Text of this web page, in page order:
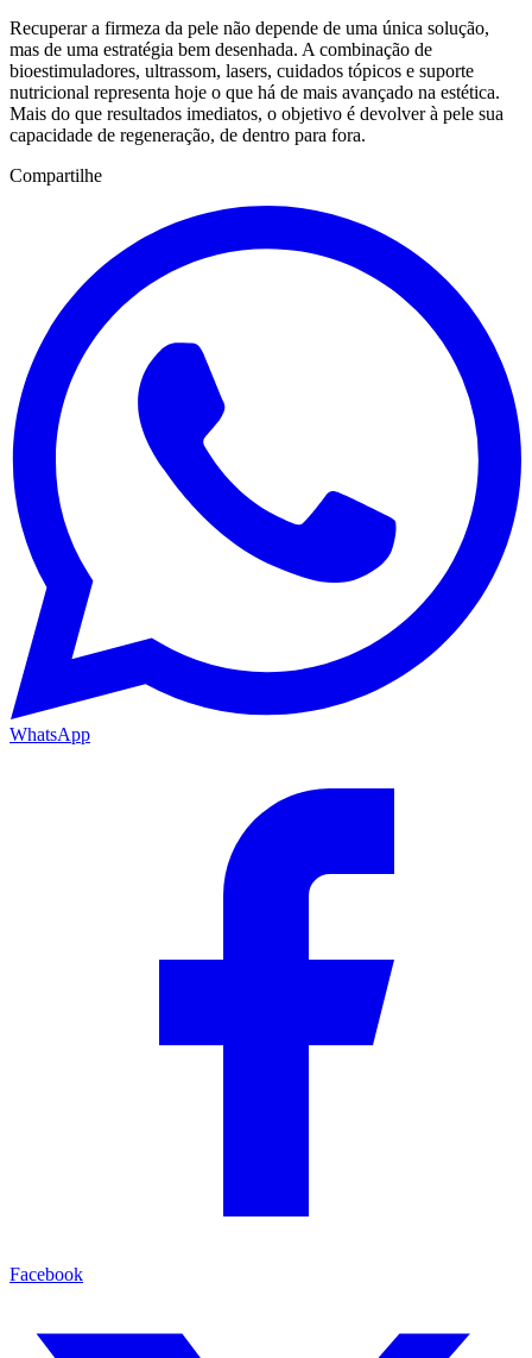
Recuperar a firmeza da pele não depende de uma única solução,
mas de uma estratégia bem desenhada. A combinação de
bioestimuladores, ultrassom, lasers, cuidados tópicos e suporte
nutricional representa hoje o que há de mais avançado na estética.
Mais do que resultados imediatos, o objetivo é devolver à pele sua
capacidade de regeneração, de dentro para fora.
Compartilhe
WhatsApp
Facebook